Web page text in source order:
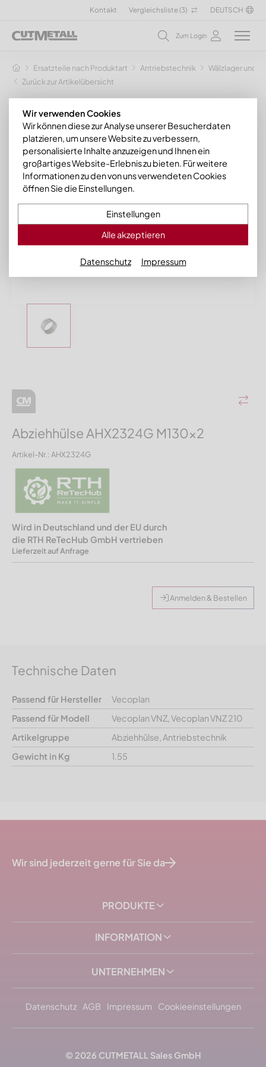
Kontakt Vergleichsliste (3) DEUTSCH
Zum Login
Ersatzteile nach Produktart Antriebstechnik
Wälzlager und
Zurück zur Artikelübersicht
Abziehhülse AHX2324G M130x2
Artikel-Nr.: AHX2324G
Wird in Deutschland und der EU durch
die RTH ReTecHub GmbH vertrieben
Lieferzeit auf Anfrage
Anmelden & Bestellen
Technische Daten
Passend für Hersteller
Vecoplan
Passend für Modell
Vecoplan VNZ, Vecoplan VNZ 210
Artikelgruppe
Abziehhülse, Antriebstechnik
Gewicht in Kg
1.55
Wir sind jederzeit gerne für Sie da
PRODUKTE
INFORMATION
UNTERNEHMEN
Datenschutz AGB Impressum Cookieeinstellungen
© 2026 CUTMETALL Sales GmbH
Wir verwenden Cookies
Wir können diese zur Analyse unserer Besucherdaten
platzieren, um unsere Website zu verbessern,
personalisierte Inhalte anzuzeigen und Ihnen ein
großartiges Website-Erlebnis zu bieten. Für weitere
Informationen zu den von uns verwendeten Cookies
öffnen Sie die Einstellungen.
Einstellungen
Alle akzeptieren
Datenschutz Impressum